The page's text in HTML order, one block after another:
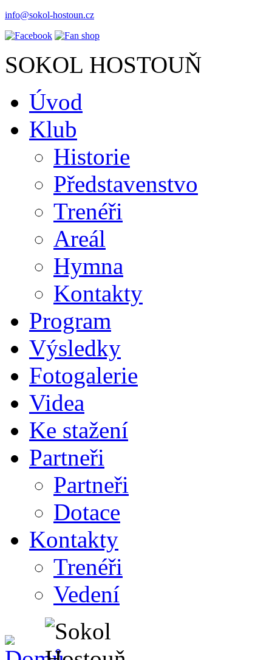
info@sokol-hostoun.cz
SOKOL HOSTOUŇ
Úvod
Klub
Historie
Představenstvo
Trenéři
Areál
Hymna
Kontakty
Program
Výsledky
Fotogalerie
Videa
Ke stažení
Partneři
Partneři
Dotace
Kontakty
Trenéři
Vedení